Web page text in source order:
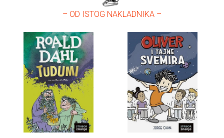
– OD ISTOG NAKLADNIKA –